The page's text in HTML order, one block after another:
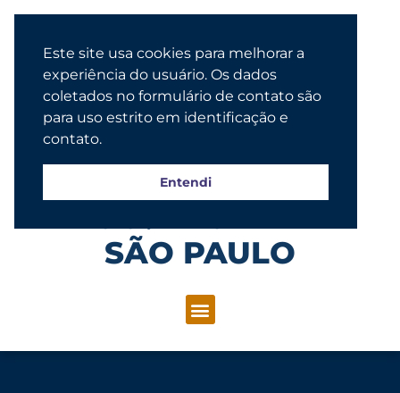
SÃO PAULO
Este site usa cookies para melhorar a
experiência do usuário. Os dados
coletados no formulário de contato são
para uso estrito em identificação e
contato.
Entendi